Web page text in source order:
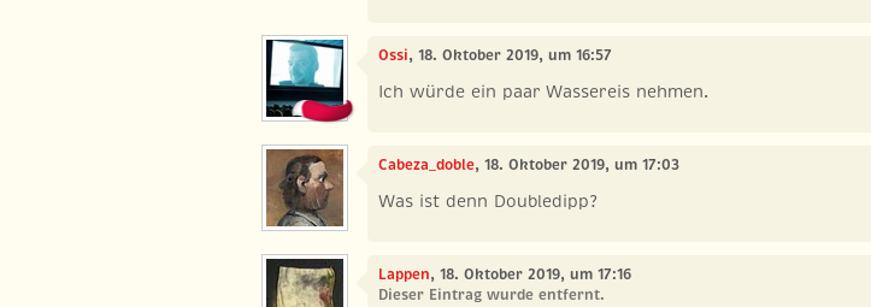
Ossi, 18. Oktober 2019, um 16:57
Ich würde ein paar Wassereis nehmen.
Cabeza_doble, 18. Oktober 2019, um 17:03
Was ist denn Doubledipp?
Lappen, 18. Oktober 2019, um 17:16
Dieser Eintrag wurde entfernt.